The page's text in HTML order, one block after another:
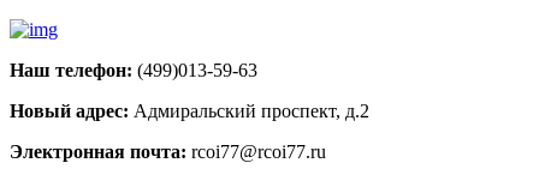
Наш телефон: (499)013-59-63
Новый адрес: Адмиральский проспект, д.2
Электронная почта: rcoi77@rcoi77.ru